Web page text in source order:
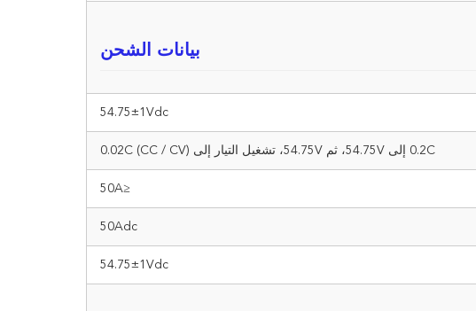
بيانات الشحن
54.75±1Vdc
0.2C إلى 54.75V، ثم 54.75V، تشغيل التيار إلى 0.02C (CC / CV)
≤50A
50Adc
54.75±1Vdc